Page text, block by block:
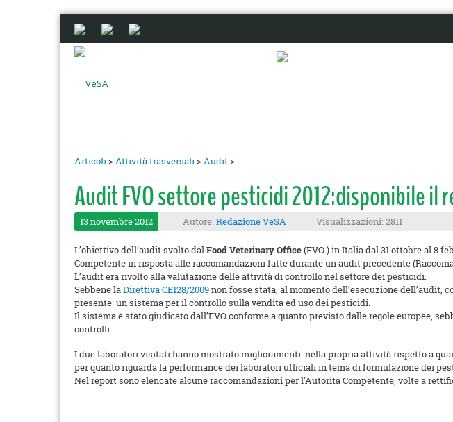
Articoli>Attività trasversali>Audit>
Audit FVO settore pesticidi 2012:disponibile il
13 novembre 2012 Autore: Redazione VeSA Visualizzazioni: 2811
L’obiettivo dell’audit svolto dalFood Veterinary Office(FVO ) in Italia dal 31 ottobre al 8
Competente in risposta alle raccomandazioni fatte durante un audit precedente
L’audit era rivolto alla valutazione delle attività di controllo nel settore dei pesticidi.
Sebbene laDirettiva CE128/2009non fosse stata, al momento dell’esecuzione dell’audit,
presente un sistema per il controllo sulla vendita ed uso dei pesticidi.
Il sistema è stato giudicato dall’FVO conforme a quanto previsto dalle regole europee,
controlli.
I due laboratori visitati hanno mostrato miglioramenti nella propria attività rispetto a
per quanto riguarda la performance dei laboratori ufficiali in tema di formulazione dei
Nel report sono elencate alcune raccomandazioni per l’Autorità Competente, volte a